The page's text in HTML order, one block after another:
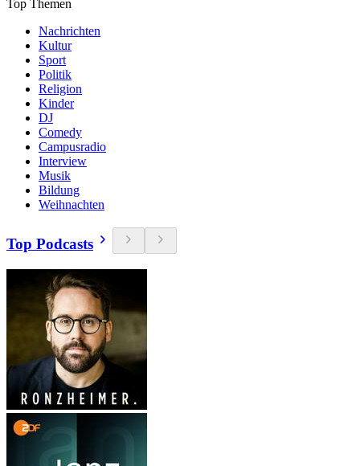
Top Themen
Nachrichten
Kultur
Sport
Politik
Religion
Kinder
DJ
Comedy
Campusradio
Interview
Musik
Bildung
Weihnachten
Top Podcasts